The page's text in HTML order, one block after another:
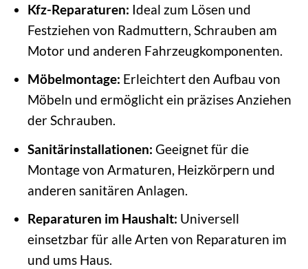
Kfz-Reparaturen: Ideal zum Lösen und
Festziehen von Radmuttern, Schrauben am
Motor und anderen Fahrzeugkomponenten.
Möbelmontage: Erleichtert den Aufbau von
Möbeln und ermöglicht ein präzises Anziehen
der Schrauben.
Sanitärinstallationen: Geeignet für die
Montage von Armaturen, Heizkörpern und
anderen sanitären Anlagen.
Reparaturen im Haushalt: Universell
einsetzbar für alle Arten von Reparaturen im
und ums Haus.